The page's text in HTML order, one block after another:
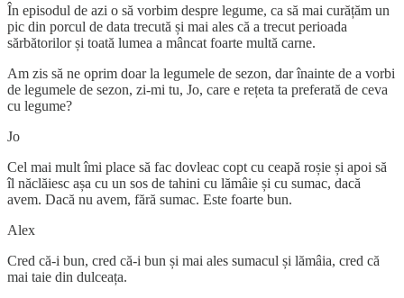
În episodul de azi o să vorbim despre legume, ca să mai curățăm un
pic din porcul de data trecută și mai ales că a trecut perioada
sărbătorilor și toată lumea a mâncat foarte multă carne.
Am zis să ne oprim doar la legumele de sezon, dar înainte de a vorbi
de legumele de sezon, zi-mi tu, Jo, care e rețeta ta preferată de ceva
cu legume?
Jo
Cel mai mult îmi place să fac dovleac copt cu ceapă roșie și apoi să
îl năclăiesc așa cu un sos de tahini cu lămâie și cu sumac, dacă
avem. Dacă nu avem, fără sumac. Este foarte bun.
Alex
Cred că-i bun, cred că-i bun și mai ales sumacul și lămâia, cred că
mai taie din dulceața.